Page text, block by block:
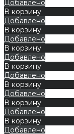
Добавлено
В корзину
Добавлено
В корзину
Добавлено
В корзину
Добавлено
В корзину
Добавлено
В корзину
Добавлено
В корзину
Добавлено
В корзину
Добавлено